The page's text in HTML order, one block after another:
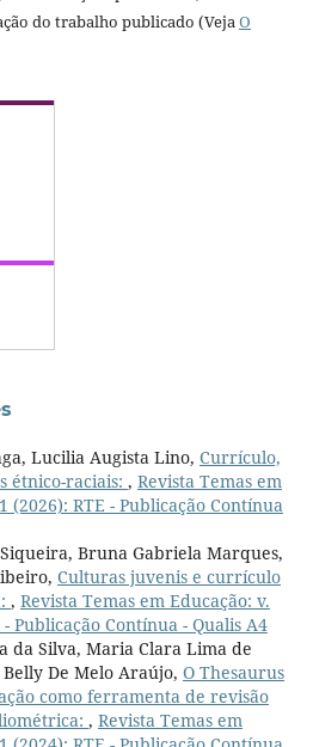
do trabalho publicado (VejaO
Lucilia Augista Lino, Currículo,
étnico-raciais: , Revista Temas em
(2026): RTE - Publicação Contínua
Bruna Gabriela Marques,
Culturas juvenis e currículo
, Revista Temas em Educação: v.
- Publicação Contínua - Qualis A4
da Silva, Maria Clara Lima de
De Melo Araújo, O Thesaurus
como ferramenta de revisão
, Revista Temas em